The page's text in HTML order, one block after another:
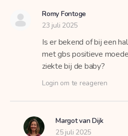
Romy Fontoge
23 juli 2025
Is er bekend of bij een
met gbs positieve
ziekte bij de baby?
Login om te reageren
Margot van Dijk
25 juli 2025